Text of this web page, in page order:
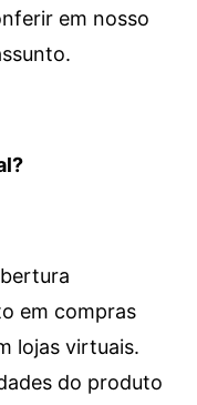
em nosso
em compras
lojas virtuais.
do produto